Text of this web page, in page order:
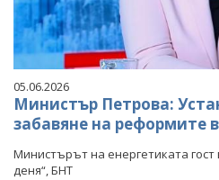
05.06.2026
Министър Петрова:
забавяне на реформите
Министърът на енергетиката
деня“, БНТ